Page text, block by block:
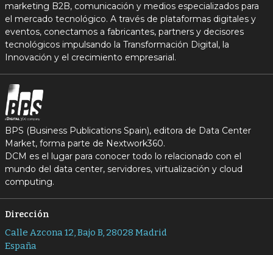
marketing B2B, comunicación y medios especializados para
el mercado tecnológico. A través de plataformas digitales y
eventos, conectamos a fabricantes, partners y decisores
tecnológicos impulsando la Transformación Digital, la
Innovación y el crecimiento empresarial.
BPS (Business Publications Spain), editora de Data Center
Market, forma parte de Nextwork360.
DCM es el lugar para conocer todo lo relacionado con el
mundo del data center, servidores, virtualización y cloud
computing.
Dirección
Calle Azcona 12, Bajo B, 28028 Madrid
España